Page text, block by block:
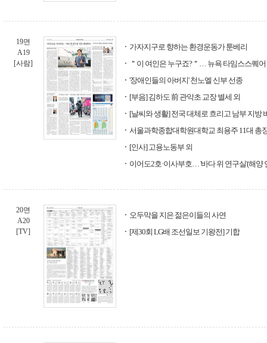
19면
A19
[사람]
가자지구로 향하는 환경운동가 툰베리
＂이 여인은 누구죠?＂… 뉴욕 타임스스퀘어
'장애인들의 아버지' 천노엘 신부 선종
[부음] 김하도 前 관악초 교장 별세 외
[날씨와 생활] 전국 대체로 흐리고 남부 지방
서울과학종합대학원대학교 최용주 11대 총
[인사] 고용노동부 외
이어도2호·이사부호… '바다 위 연구실'(해양
20면
A20
[TV]
오두막을 지은 젊은이들의 사연
[제30회 LG배 조선일보 기왕전] 기합